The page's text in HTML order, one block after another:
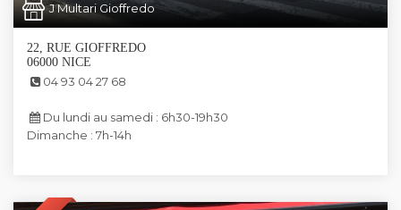
J Multari Gioffredo
22, RUE GIOFFREDO
06000 NICE
04 93 04 27 68
Du lundi au samedi : 6h30-19h30
Dimanche : 7h-14h